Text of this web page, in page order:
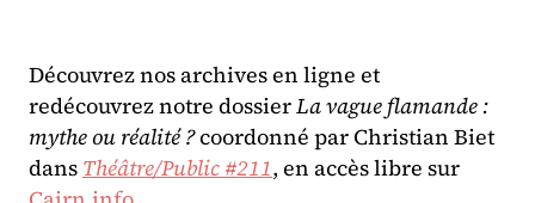
Découvrez nos archives en ligne et
redécouvrez notre dossierLa vague flamande :
mythe ou réalité ?coordonné parChristian Biet
dans Théâtre/Public #211, en accès libre sur